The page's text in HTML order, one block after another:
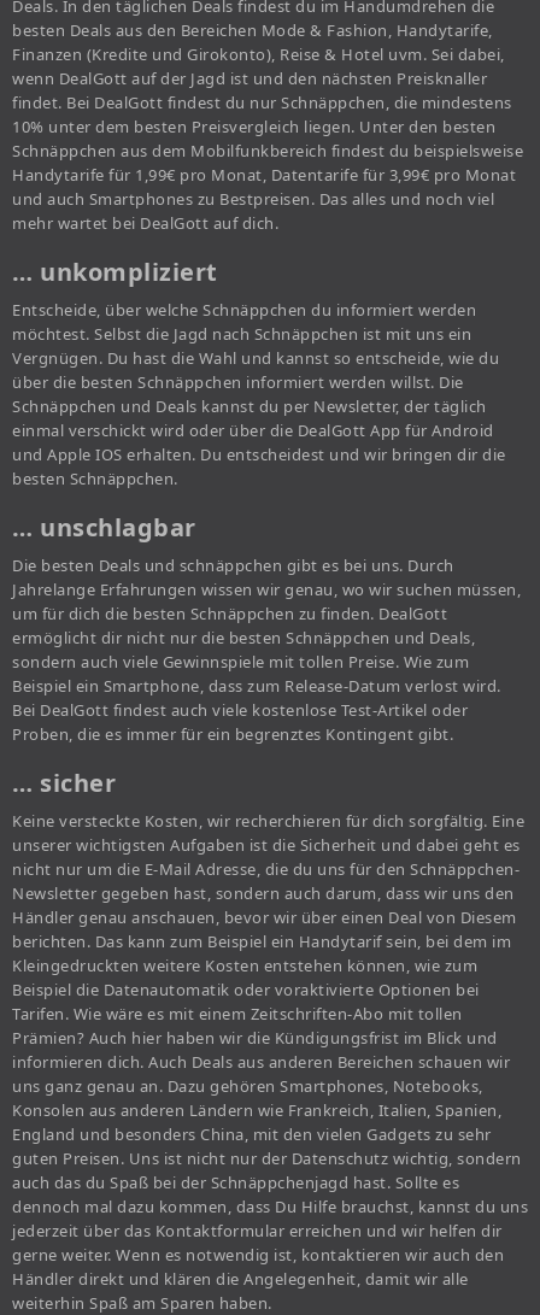
Deals. In den täglichen Deals findest du im Handumdrehen die
besten Deals aus den Bereichen Mode & Fashion, Handytarife,
Finanzen (Kredite und Girokonto), Reise & Hotel uvm. Sei dabei,
wenn DealGott auf der Jagd ist und den nächsten Preisknaller
findet. Bei DealGott findest du nur Schnäppchen, die mindestens
10% unter dem besten Preisvergleich liegen. Unter den besten
Schnäppchen aus dem Mobilfunkbereich findest du beispielsweise
Handytarife für 1,99€ pro Monat, Datentarife für 3,99€ pro Monat
und auch Smartphones zu Bestpreisen. Das alles und noch viel
mehr wartet bei DealGott auf dich.
… unkompliziert
Entscheide, über welche Schnäppchen du informiert werden
möchtest. Selbst die Jagd nach Schnäppchen ist mit uns ein
Vergnügen. Du hast die Wahl und kannst so entscheide, wie du
über die besten Schnäppchen informiert werden willst. Die
Schnäppchen und Deals kannst du per Newsletter, der täglich
einmal verschickt wird oder über die DealGott App für Android
und Apple IOS erhalten. Du entscheidest und wir bringen dir die
besten Schnäppchen.
… unschlagbar
Die besten Deals und schnäppchen gibt es bei uns. Durch
Jahrelange Erfahrungen wissen wir genau, wo wir suchen müssen,
um für dich die besten Schnäppchen zu finden. DealGott
ermöglicht dir nicht nur die besten Schnäppchen und Deals,
sondern auch viele Gewinnspiele mit tollen Preise. Wie zum
Beispiel ein Smartphone, dass zum Release-Datum verlost wird.
Bei DealGott findest auch viele kostenlose Test-Artikel oder
Proben, die es immer für ein begrenztes Kontingent gibt.
… sicher
Keine versteckte Kosten, wir recherchieren für dich sorgfältig. Eine
unserer wichtigsten Aufgaben ist die Sicherheit und dabei geht es
nicht nur um die E-Mail Adresse, die du uns für den Schnäppchen-
Newsletter gegeben hast, sondern auch darum, dass wir uns den
Händler genau anschauen, bevor wir über einen Deal von Diesem
berichten. Das kann zum Beispiel ein Handytarif sein, bei dem im
Kleingedruckten weitere Kosten entstehen können, wie zum
Beispiel die Datenautomatik oder voraktivierte Optionen bei
Tarifen. Wie wäre es mit einem Zeitschriften-Abo mit tollen
Prämien? Auch hier haben wir die Kündigungsfrist im Blick und
informieren dich. Auch Deals aus anderen Bereichen schauen wir
uns ganz genau an. Dazu gehören Smartphones, Notebooks,
Konsolen aus anderen Ländern wie Frankreich, Italien, Spanien,
England und besonders China, mit den vielen Gadgets zu sehr
guten Preisen. Uns ist nicht nur der Datenschutz wichtig, sondern
auch das du Spaß bei der Schnäppchenjagd hast. Sollte es
dennoch mal dazu kommen, dass Du Hilfe brauchst, kannst du uns
jederzeit über das Kontaktformular erreichen und wir helfen dir
gerne weiter. Wenn es notwendig ist, kontaktieren wir auch den
Händler direkt und klären die Angelegenheit, damit wir alle
weiterhin Spaß am Sparen haben.